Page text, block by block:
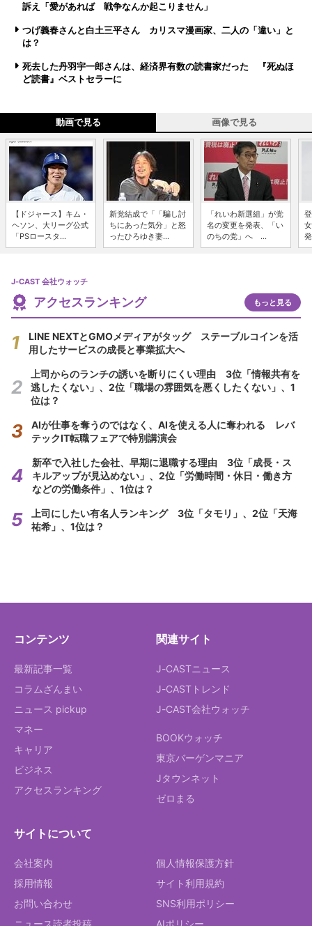
訴え「愛があれば 戦争なんか起こりません」
つげ義春さんと白土三平さん カリスマ漫画家、二人の「違い」と
は？
死去した丹羽宇一郎さんは、経済界有数の読書家だった 『死ぬほ
ど読書』ベストセラーに
動画で見る 画像で見る
【ドジャース】キム・
ヘソン、大リーグ公式
「PSロースタ...
新党結成で「「騙し討
ちにあった気分」と怒
ったひろゆき妻...
「れいわ新選組」が党
名の変更を発表、「い
のちの党」へ ...
J-CAST 会社ウォッチ
アクセスランキング もっと見る
LINE NEXTとGMOメディアがタッグ ステーブルコインを活
用したサービスの成長と事業拡大へ
上司からのランチの誘いを断りにくい理由 3位「情報共有を
逃したくない」、2位「職場の雰囲気を悪くしたくない」、1
位は？
AIが仕事を奪うのではなく、AIを使える人に奪われる レバ
テックIT転職フェアで特別講演会
新卒で入社した会社、早期に退職する理由 3位「成長・ス
キルアップが見込めない」、2位「労働時間・休日・働き方
などの労働条件」、1位は？
上司にしたい有名人ランキング 3位「タモリ」、2位「天海
祐希」、1位は？
コンテンツ
最新記事一覧
コラムざんまい
ニュース pickup
マネー
キャリア
ビジネス
アクセスランキング
関連サイト
J-CASTニュース
J-CASTトレンド
J-CAST会社ウォッチ
BOOKウォッチ
東京バーゲンマニア
Jタウンネット
ゼロまる
サイトについて
会社案内
採用情報
お問い合わせ
ニュース読者投稿
個人情報保護方針
サイト利用規約
SNS利用ポリシー
AIポリシー